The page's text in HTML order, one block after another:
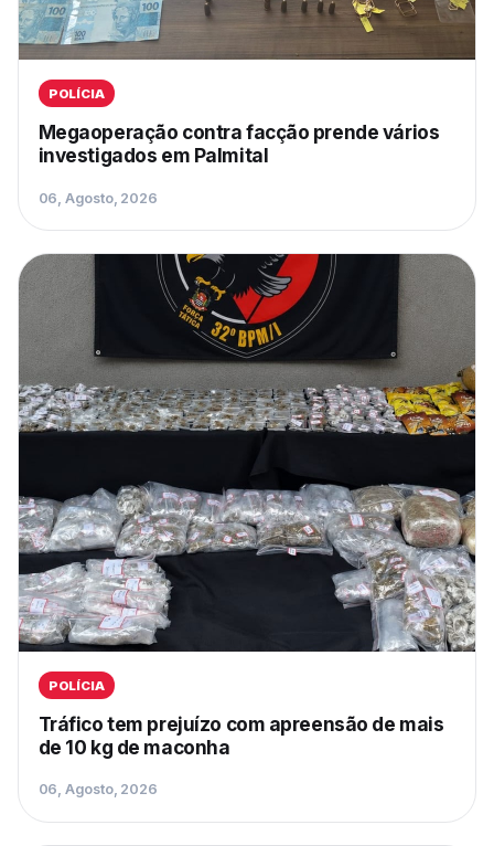
POLÍCIA
Megaoperação contra facção prende vários
investigados em Palmital
06, Agosto, 2026
POLÍCIA
Tráfico tem prejuízo com apreensão de mais
de 10 kg de maconha
06, Agosto, 2026